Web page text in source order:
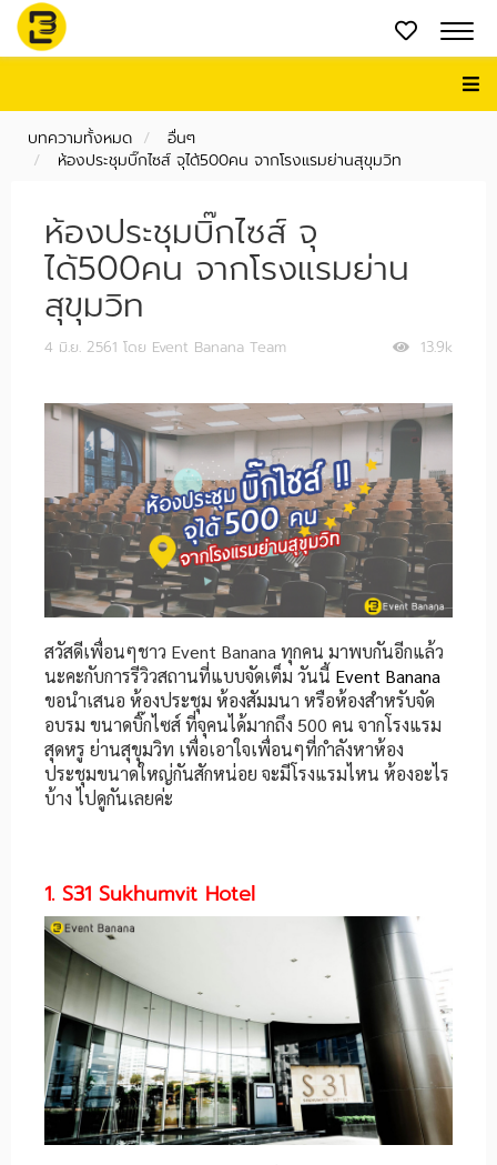
บทความทั้งหมด
อื่นๆ
ห้องประชุมบิ๊กไซส์ จุได้500คน จากโรงแรมย่านสุขุมวิท
ห้องประชุมบิ๊กไซส์ จุ
ได้500คน จากโรงแรมย่าน
สุขุมวิท
13.9k
4 มิ.ย. 2561 โดย Event Banana Team
สวัสดีเพื่อนๆชาว Event Banana ทุกคน มาพบกันอีกแล้ว
นะคะกับการรีวิวสถานที่แบบจัดเต็ม วันนี้ Event Banana
ขอนำเสนอ ห้องประชุม ห้องสัมมนา หรือห้องสำหรับจัด
อบรม ขนาดบิ๊กไซส์ ที่จุคนได้มากถึง 500 คน จากโรงแรม
สุดหรู ย่านสุขุมวิท เพื่อเอาใจเพื่อนๆที่กำลังหาห้อง
ประชุมขนาดใหญ่กันสักหน่อย จะมีโรงแรมไหน ห้องอะไร
บ้าง ไปดูกันเลยค่ะ
1. S31 Sukhumvit Hotel